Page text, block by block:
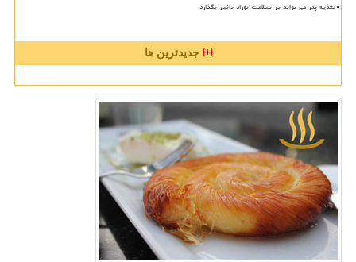
تغذیه پدر می تواند بر سلامت نوزاد تاثیر بگذارد
جدیدترین ها